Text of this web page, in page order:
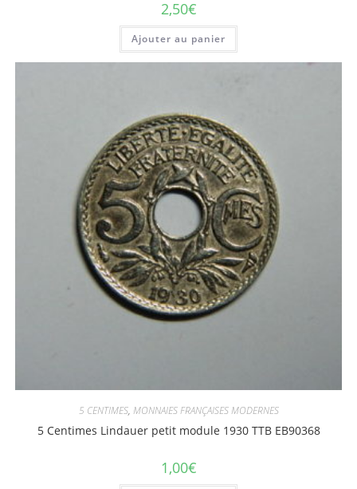
2,50€
Ajouter au panier
5 CENTIMES, MONNAIES FRANÇAISES MODERNES
5 Centimes Lindauer petit module 1930 TTB EB90368
1,00€